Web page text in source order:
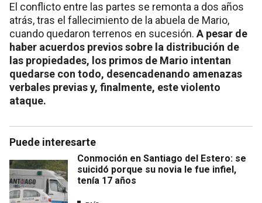
El conflicto entre las partes se remonta a dos años
atrás, tras el fallecimiento de la abuela de Mario,
cuando quedaron terrenos en sucesión. A pesar de
haber acuerdos previos sobre la distribución de
las propiedades, los primos de Mario intentan
quedarse con todo, desencadenando amenazas
verbales previas y, finalmente, este violento
ataque.
Puede interesarte
Conmoción en Santiago del Estero: se
suicidó porque su novia le fue infiel,
tenía 17 años